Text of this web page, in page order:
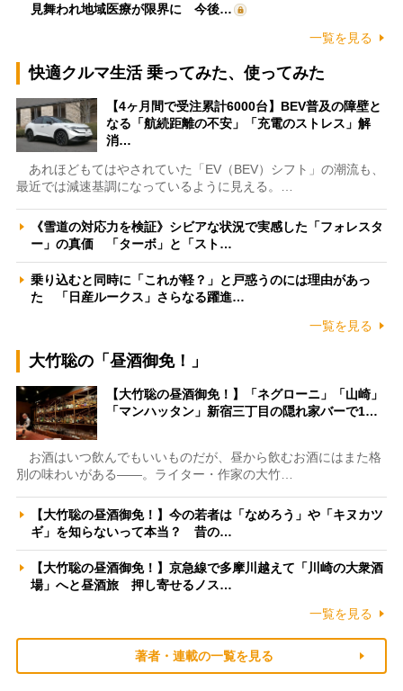
見舞われ地域医療が限界に 今後…
一覧を見る
快適クルマ生活 乗ってみた、使ってみた
【4ヶ月間で受注累計6000台】BEV普及の障壁と
なる「航続距離の不安」「充電のストレス」解
消…
あれほどもてはやされていた「EV（BEV）シフト」の潮流も、
最近では減速基調になっているように見える。…
《雪道の対応力を検証》シビアな状況で実感した「フォレスタ
ー」の真価 「ターボ」と「スト…
乗り込むと同時に「これが軽？」と戸惑うのには理由があっ
た 「日産ルークス」さらなる躍進…
一覧を見る
大竹聡の「昼酒御免！」
【大竹聡の昼酒御免！】「ネグローニ」「山崎」
「マンハッタン」新宿三丁目の隠れ家バーで1…
お酒はいつ飲んでもいいものだが、昼から飲むお酒にはまた格
別の味わいがある――。ライター・作家の大竹…
【大竹聡の昼酒御免！】今の若者は「なめろう」や「キヌカツ
ギ」を知らないって本当？ 昔の…
【大竹聡の昼酒御免！】京急線で多摩川越えて「川崎の大衆酒
場」へと昼酒旅 押し寄せるノス…
一覧を見る
著者・連載の一覧を見る